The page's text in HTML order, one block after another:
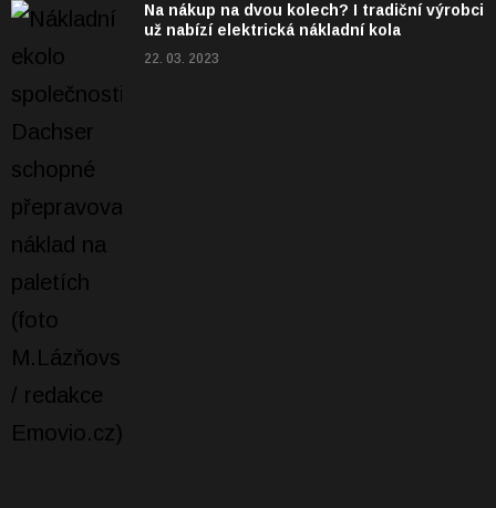
Na nákup na dvou kolech? I tradiční výrobci
už nabízí elektrická nákladní kola
22. 03. 2023